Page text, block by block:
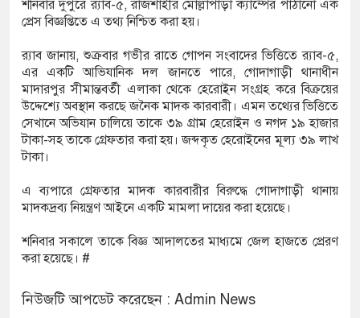
মৃত বেড়ে ৯৫, ক্ষতিগ্রস্ত ১১ লাখ মানুষ
শনিবার দুপুরে র‌্যাব-৫, রাজশাহীর মোল্লাপাড়া ক্যাম্পের পাঠানো এক
প্রেস বিজ্ঞপ্তিতে এ তথ্য নিশ্চিত করা হয়।
র‌্যাব জানায়, শুক্রবার গভীর রাতে গোপন সংবাদের ভিত্তিতে র‌্যাব-৫,
এর একটি আভিযানিক দল জানতে পারে, গোদাগাড়ী থানাধীন
মাদারপুর সীমান্তবর্তী এলাকা থেকে হেরোইন সংগ্রহ করে বিক্রয়ের
উদ্দেশ্যে অবস্থান করছে জনৈক মাদক কারবারী। এমন তথ্যের ভিত্তিতে
সেখানে অভিযান চালিয়ে তাকে ৩৯ গ্রাম হেরোইন ও নগদ ১৯ হাজার
টাকা-সহ তাকে গ্রেফতার করা হয়। জব্দকৃত হেরোইনের মূল্য ৩৯ লাখ
টাকা।
এ ব্যপারে গ্রেফতার মাদক কারবারীর বিরুদ্ধে গোদাগাড়ী থানায়
মাদকদ্রব্য নিয়ন্ত্রণ আইনে একটি মামলা দায়ের করা হয়েছে।
শনিবার সকালে তাকে বিজ্ঞ আদালতের মাধ্যমে জেল হাজতে প্রেরণ
করা হয়েছে। #
নিউজটি আপডেট করেছেন : Admin News